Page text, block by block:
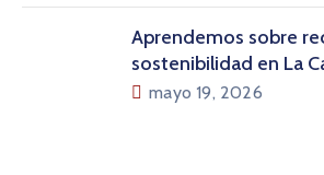
Aprendemos sobre
sostenibilidad en La
mayo 19, 2026